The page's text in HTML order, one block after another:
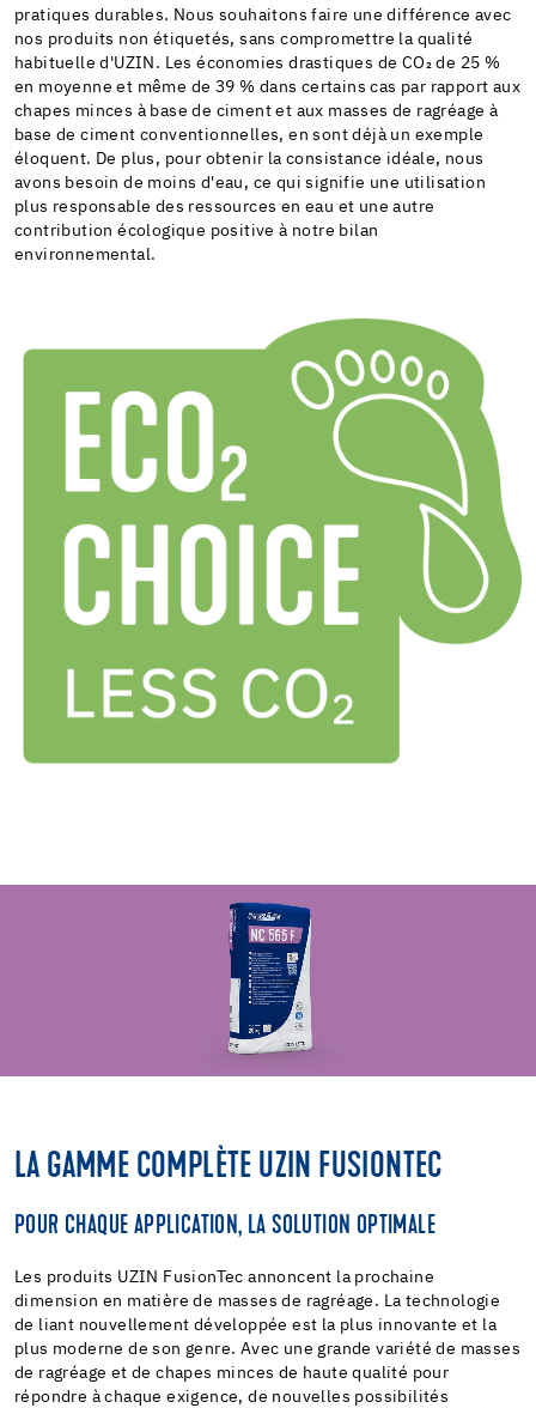
pratiques durables. Nous souhaitons faire une différence avec
nos produits non étiquetés, sans compromettre la qualité
habituelle d'UZIN. Les économies drastiques de CO₂ de 25 %
en moyenne et même de 39 % dans certains cas par rapport aux
chapes minces à base de ciment et aux masses de ragréage à
base de ciment conventionnelles, en sont déjà un exemple
éloquent. De plus, pour obtenir la consistance idéale, nous
avons besoin de moins d'eau, ce qui signifie une utilisation
plus responsable des ressources en eau et une autre
contribution écologique positive à notre bilan
environnemental.
LA GAMME COMPLÈTE UZIN FUSIONTEC
POUR CHAQUE APPLICATION, LA SOLUTION OPTIMALE
Les produits UZIN FusionTec annoncent la prochaine
dimension en matière de masses de ragréage. La technologie
de liant nouvellement développée est la plus innovante et la
plus moderne de son genre. Avec une grande variété de masses
de ragréage et de chapes minces de haute qualité pour
répondre à chaque exigence, de nouvelles possibilités